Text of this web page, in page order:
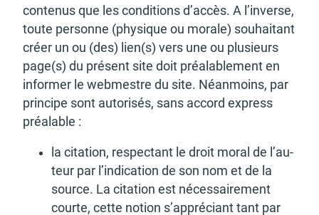
conte­nus que les condi­tions d’ac­cès. A l’in­verse,
toute personne (physique ou morale) souhai­tant
créer un ou (des) lien(s) vers une ou plusieurs
page(s) du présent site doit préa­la­ble­ment en
infor­mer le webmestre du site. Néan­moins, par
prin­cipe sont auto­ri­sés, sans accord express
préa­lable :
la cita­tion, respec­tant le droit moral de l’au­
teur par l’in­di­ca­tion de son nom et de la
source. La cita­tion est néces­sai­re­ment
courte, cette notion s’ap­pré­ciant tant par